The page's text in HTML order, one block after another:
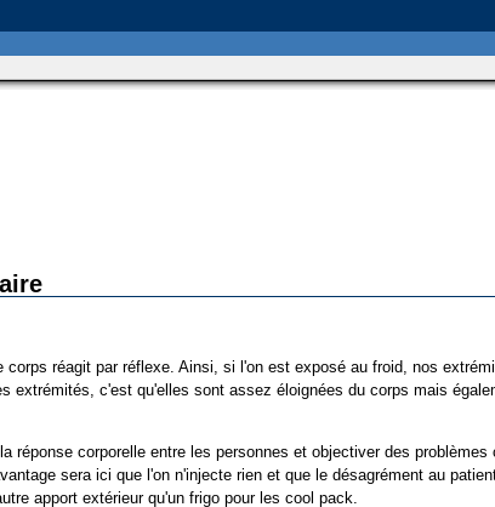
réagit par réflexe. Ainsi, si l'on est exposé au froid, nos
c'est qu'elles sont assez éloignées du corps mais
corporelle entre les personnes et objectiver des
sera ici que l'on n'injecte rien et que le désagrément au
apport extérieur qu'un frigo pour les cool pack.